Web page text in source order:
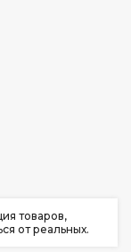
товаров,
от реальных.